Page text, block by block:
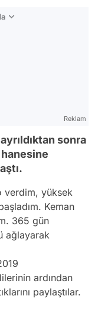
Reklam
sonra
hanesine
verdim, yüksek
Keman
365 gün
ağlayarak
ardından
paylaştılar.